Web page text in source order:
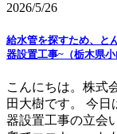
2026/5/26
給水管を探すため、と
器設置工事~（栃木県小
こんにちは。株式
田大樹です。 今
器設置工事の立会